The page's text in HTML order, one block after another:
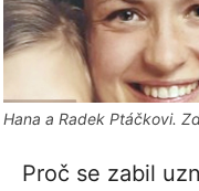
Hana a Radek Ptáčkovi.
Proč se zabil